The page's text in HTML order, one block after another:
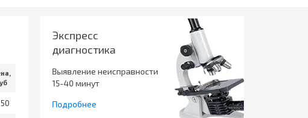
Экспресс
диагностика
Выявление неисправности
15-40 минут
Подробнее